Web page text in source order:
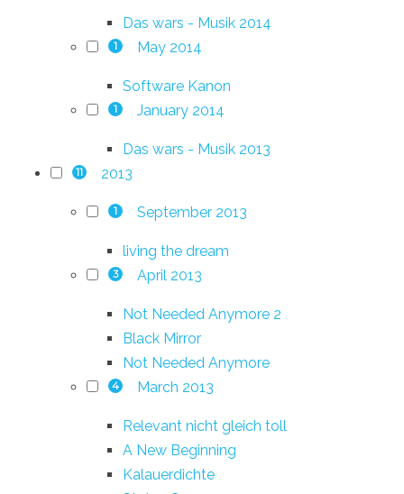
Das wars - Musik 2014
1 May 2014
Software Kanon
1 January 2014
Das wars - Musik 2013
11 2013
1 September 2013
living the dream
3 April 2013
Not Needed Anymore 2
Black Mirror
Not Needed Anymore
4 March 2013
Relevant nicht gleich toll
A New Beginning
Kalauerdichte